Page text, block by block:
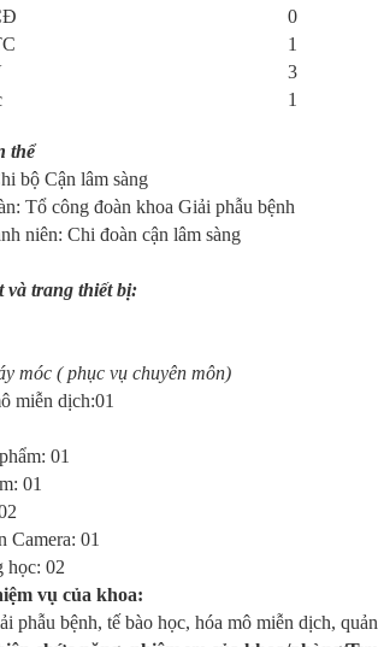
0
1
3
1
thể
bộ Cận lâm sàng
Tổ công đoàn khoa Giải phẫu bệnh
niên: Chi đoàn cận lâm sàng
và trang thiết bị:
móc ( phục vụ chuyên môn)
miễn dịch:01
01
01
Camera: 01
học: 02
vụ của khoa:
phẫu bệnh, tế bào học, hóa mô miễn dịch,